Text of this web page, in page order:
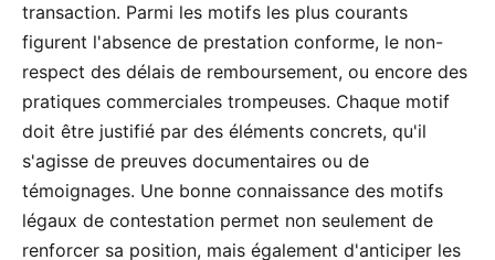
transaction. Parmi les motifs les plus courants
figurent l'absence de prestation conforme, le non-
respect des délais de remboursement, ou encore des
pratiques commerciales trompeuses. Chaque motif
doit être justifié par des éléments concrets, qu'il
s'agisse de preuves documentaires ou de
témoignages. Une bonne connaissance des motifs
légaux de contestation permet non seulement de
renforcer sa position, mais également d'anticiper les